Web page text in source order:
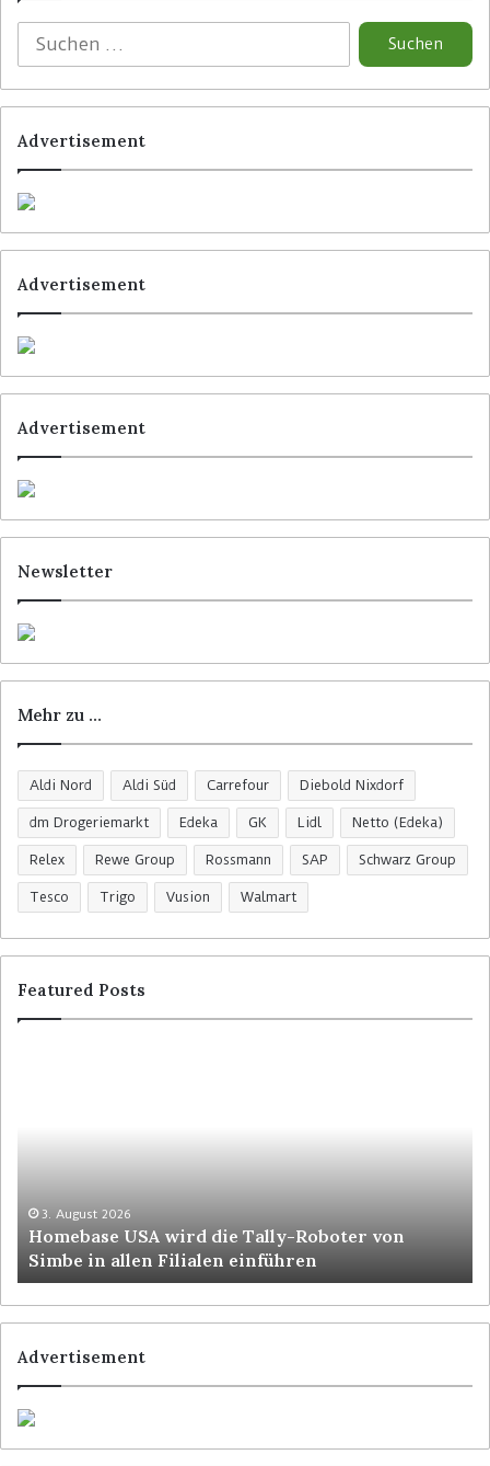
Home World Wertheim
Advertisement
Advertisement
Advertisement
Newsletter
Mehr zu …
Aldi Nord Aldi Süd Carrefour Diebold Nixdorf
dm Drogeriemarkt Edeka GK Lidl Netto (Edeka)
Relex Rewe Group Rossmann SAP Schwarz Group
Tesco Trigo Vusion Walmart
Featured Posts
3. August 2026
Homebase USA wird die Tally-Roboter von
Simbe in allen Filialen einführen
Advertisement